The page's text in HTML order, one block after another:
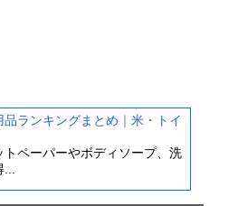
ランキングまとめ｜米・トイ
ペーパーやボディソープ、洗